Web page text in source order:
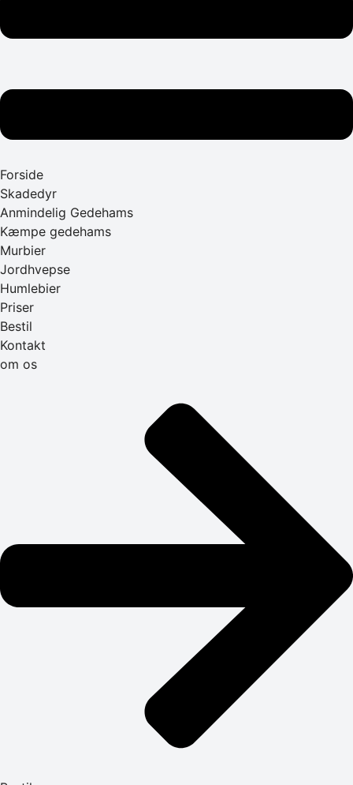
Forside
Skadedyr
Anmindelig Gedehams
Kæmpe gedehams
Murbier
Jordhvepse
Humlebier
Priser
Bestil
Kontakt
om os